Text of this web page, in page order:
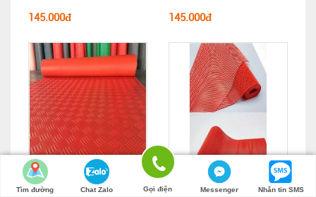
145.000đ 145.000đ
Tìm đường Chat Zalo Gọi điện Messenger Nhắn tin SMS